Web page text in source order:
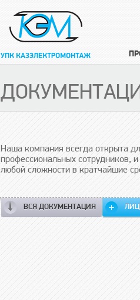
Наша компания всегда открыта
профессиональных сотрудников,
любой сложности в кратчайшие
ВСЯ ДОКУМЕНТАЦИЯ